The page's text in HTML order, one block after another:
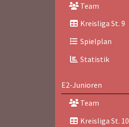
Team
Kreisliga St. 9
Spielplan
Statistik
E2-Junioren
Team
Kreisliga St. 10